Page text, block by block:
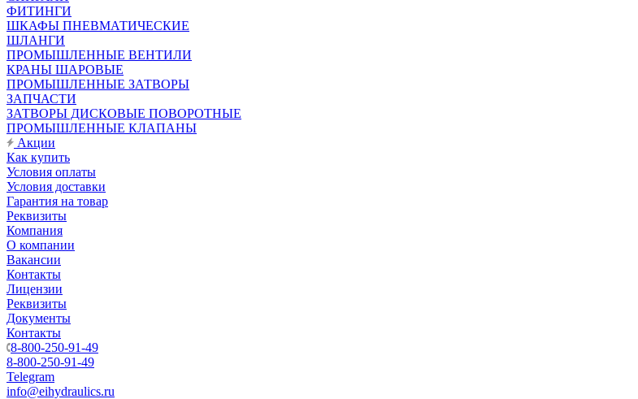
ФИТИНГИ
ШКАФЫ ПНЕВМАТИЧЕСКИЕ
ШЛАНГИ
ПРОМЫШЛЕННЫЕ ВЕНТИЛИ
КРАНЫ ШАРОВЫЕ
ПРОМЫШЛЕННЫЕ ЗАТВОРЫ
ЗАПЧАСТИ
ЗАТВОРЫ ДИСКОВЫЕ ПОВОРОТНЫЕ
ПРОМЫШЛЕННЫЕ КЛАПАНЫ
Акции
Как купить
Условия оплаты
Условия доставки
Гарантия на товар
Реквизиты
Компания
О компании
Вакансии
Контакты
Лицензии
Реквизиты
Документы
Контакты
8-800-250-91-49
8-800-250-91-49
Telegram
info@eihydraulics.ru